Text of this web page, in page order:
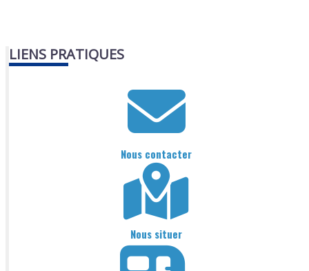
LIENS PRATIQUES
Nous contacter
Nous situer